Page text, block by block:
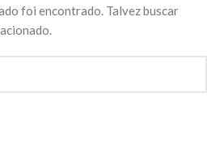
foi encontrado. Talvez buscar